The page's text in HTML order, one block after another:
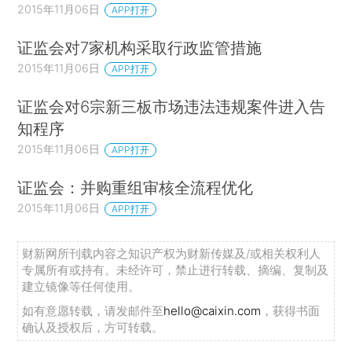
2015年11月06日 APP打开
证监会对7家机构采取行政监管措施
2015年11月06日 APP打开
证监会对6宗新三板市场违法违规案件进入告
知程序
2015年11月06日 APP打开
证监会：并购重组审核全流程优化
2015年11月06日 APP打开
财新网所刊载内容之知识产权为财新传媒及/或相关权利人
专属所有或持有。未经许可，禁止进行转载、摘编、复制及
建立镜像等任何使用。
如有意愿转载，请发邮件至hello@caixin.com ，获得书面
确认及授权后，方可转载。